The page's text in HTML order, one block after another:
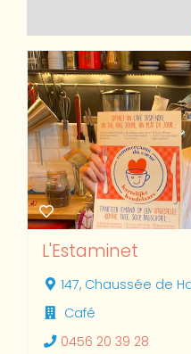
L'Estaminet
147, Chaussée de
Café
0456 20 39 28